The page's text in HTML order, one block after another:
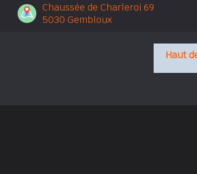
Chaussée de Charleroi 69
5030 Gembloux
Haut